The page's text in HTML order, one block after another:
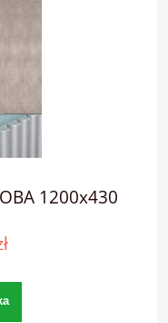
1200x430